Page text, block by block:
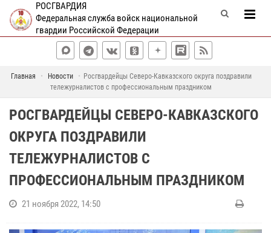
РОСГВАРДИЯ
Федеральная служба войск национальной
гвардии Российской Федерации
Главная Новости
Росгвардейцы Северо-Кавказского округа поздравили
тележурналистов с профессиональным праздником
РОСГВАРДЕЙЦЫ СЕВЕРО-КАВКАЗСКОГО
ОКРУГА ПОЗДРАВИЛИ
ТЕЛЕЖУРНАЛИСТОВ С
ПРОФЕССИОНАЛЬНЫМ ПРАЗДНИКОМ
21 ноября 2022, 14:50